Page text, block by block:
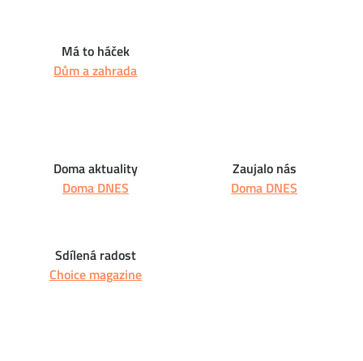
Má to háček
Dům a zahrada
Doma aktuality
Doma DNES
Zaujalo nás
Doma DNES
Sdílená radost
Choice magazine